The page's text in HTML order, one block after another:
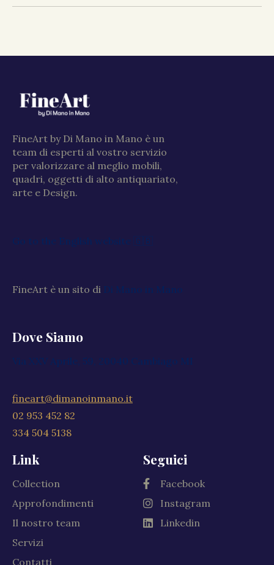
FineArt by Di Mano in Mano è un
team di esperti al vostro servizio
per valorizzare al meglio mobili,
quadri, oggetti di alto antiquariato,
arte e Design.
Go to the English website 🇬🇧
FineArt è un sito di Di Mano in Mano
Dove Siamo
Via XXV Aprile, 59, 20040 Cambiago MI
fineart@dimanoinmano.it
02 953 452 82
334 504 5138
Link
Collection
Approfondimenti
Il nostro team
Servizi
Contatti
Seguici
Facebook
Instagram
Linkedin